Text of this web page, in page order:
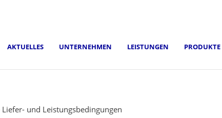
AKTUELLES UNTERNEHMEN LEISTUNGEN PRODUKTE
und Leistungsbedingungen